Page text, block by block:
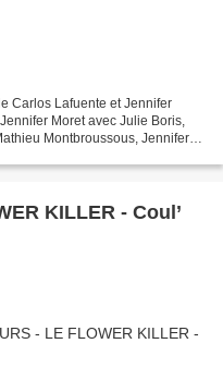
Carlos Lafuente et Jennifer
Moret avec Julie Boris,
Montbroussous, Jennifer
KILLER - Coul’